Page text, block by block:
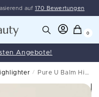
auf 170 Bewertungen
0
Angebote!
/ Pure U Balm Highlighter Warm Silk